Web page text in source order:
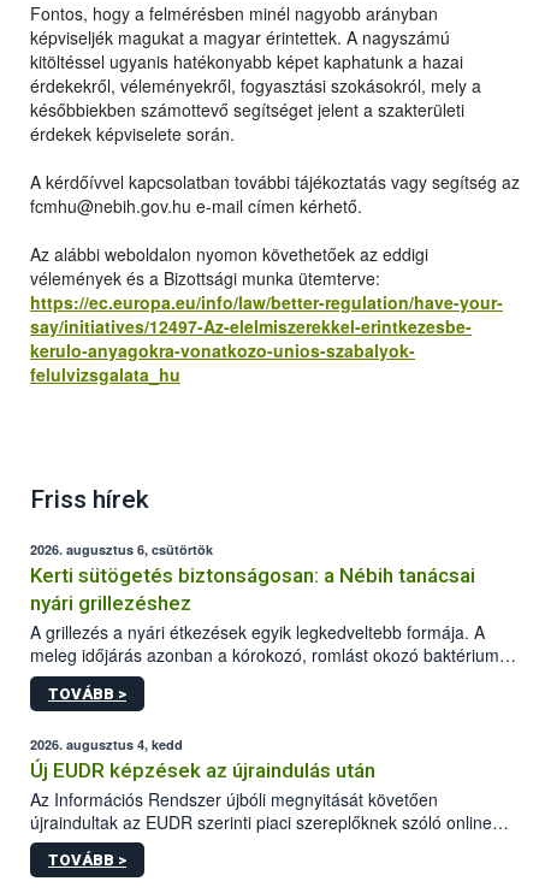
Fontos, hogy a felmérésben minél nagyobb arányban
képviseljék magukat a magyar érintettek. A nagyszámú
kitöltéssel ugyanis hatékonyabb képet kaphatunk a hazai
érdekekről, véleményekről, fogyasztási szokásokról, mely a
későbbiekben számottevő segítséget jelent a szakterületi
érdekek képviselete során.
A kérdőívvel kapcsolatban további tájékoztatás vagy segítség az
fcmhu@nebih.gov.hu e-mail címen kérhető.
Az alábbi weboldalon nyomon követhetőek az eddigi
vélemények és a Bizottsági munka ütemterve:
https://ec.europa.eu/info/law/better-regulation/have-your-
say/initiatives/12497-Az-elelmiszerekkel-erintkezesbe-
kerulo-anyagokra-vonatkozo-unios-szabalyok-
felulvizsgalata_hu
Friss hírek
2026. augusztus 6, csütörtök
Kerti sütögetés biztonságosan: a Nébih tanácsai
nyári grillezéshez
A grillezés a nyári étkezések egyik legkedveltebb formája. A
meleg időjárás azonban a kórokozó, romlást okozó baktériumok
gyorsabb szaporodásának is kedvez. A szabadtéri sütögetés
ezért nem csupán a megfelelő sütési technikáról szól: legalább
higiéniai szabályok betartása, a megfelelő hőkezelés, valamint a
maradékok szakszerű tárolása. A Nemzeti Élelmiszerlánc-
biztonsági Hivatal (Nébih) Oktatási Programja összegyűjtötte a
biztonságos grillezés legfontosabb tudnivalóit.
TOVÁBB >
2026. augusztus 4, kedd
Új EUDR képzések az újraindulás után
Az Információs Rendszer újbóli megnyitását követően
újraindultak az EUDR szerinti piaci szereplőknek szóló online
képzések.
TOVÁBB >